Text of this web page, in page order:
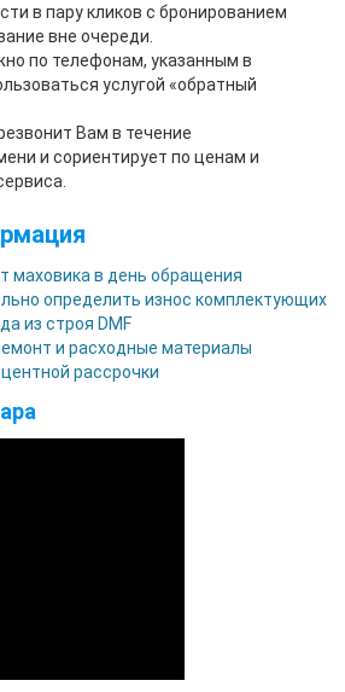
в пару кликов с бронированием
вне очереди.
по телефонам, указанным в
услугой «обратный
Вам в течение
и сориентирует по ценам и
маховика в день обращения
определить износ комплектующих
из строя DMF
и расходные материалы
рассрочки